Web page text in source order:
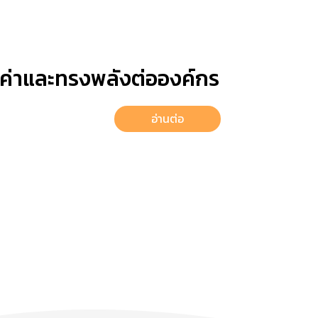
าและทรงพลังต่อองค์กร
อ่านต่อ